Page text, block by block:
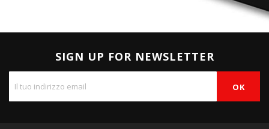
SIGN UP FOR NEWSLETTER